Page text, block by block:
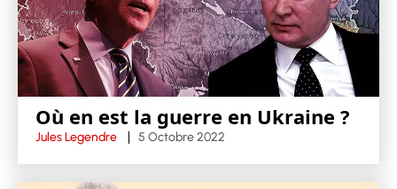
Où en est la guerre en Ukraine ?
Jules Legendre 5 Octobre 2022